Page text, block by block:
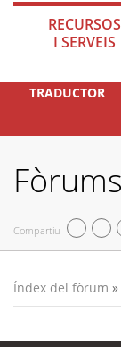
RECURSOS
I SERVEIS
TRADUCTOR
Compartiu
Índex del fòrum »